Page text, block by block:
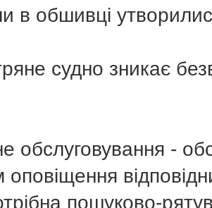
в обшивці
судно зникає
обслуговування -
пошуково-